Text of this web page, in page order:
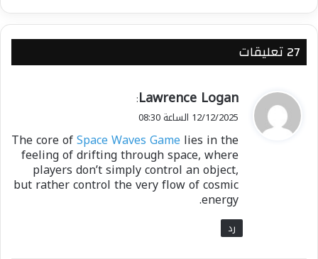
‫27 تعليقات
ي
ق
ل
Lawrence Logan
:
12/12/2025 الساعة 08:30
The core ofSpace Waves Gamelies in the
feeling of drifting through space, where
players don’t simply control an object,
but rather control the very flow of cosmic
energy.
رد